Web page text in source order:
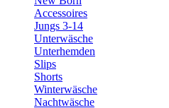
Accessoires
Jungs 3-14
Unterwäsche
Unterhemden
Slips
Shorts
Winterwäsche
Nachtwäsche